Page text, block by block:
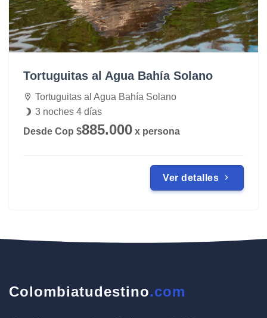
Tortuguitas al Agua Bahía Solano
Tortuguitas al Agua Bahía Solano
3 noches 4 días
Desde Cop $885.000 x persona
Ver detalles
Colombiatudestino.com